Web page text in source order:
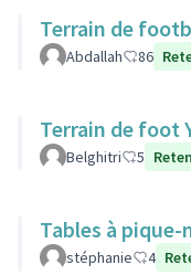
Terrain de
Abdallah 86
Terrain de foot
Belghitri 5
Tables à pique-
stéphanie 4